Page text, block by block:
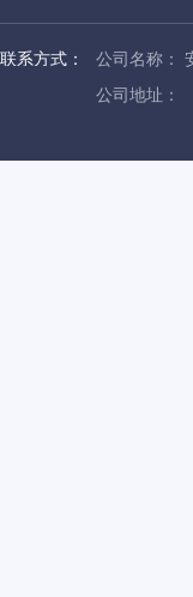
联系方式：
公司名称：
公司地址：